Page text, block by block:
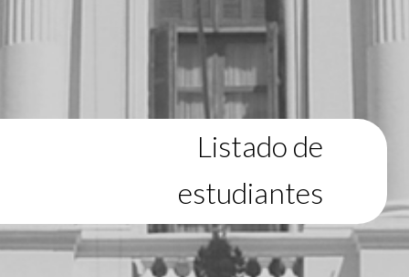
Listado de
estudiantes